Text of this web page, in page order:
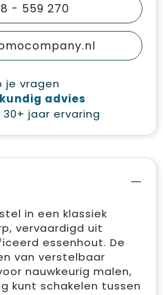
- 559 270
je vragen
advies
jaar ervaring
in een klassiek
vervaardigd uit
essenhout. De
van verstelbaar
nauwkeurig malen,
kunt schakelen tussen